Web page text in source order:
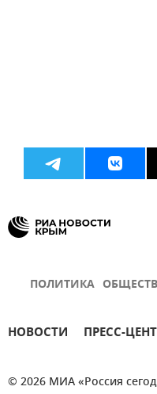
ПОЛИТИКА
НОВОСТИ ПРЕСС-
© 2026 МИА «Россия